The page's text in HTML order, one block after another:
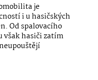
je
i u hasičských
Od spalovacího
však hasiči zatím